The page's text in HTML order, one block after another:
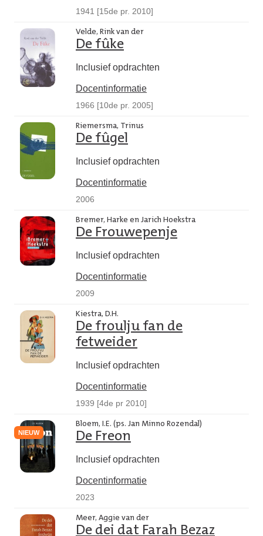
1941 [15de pr. 2010]
Velde, Rink van der
De fûke
Inclusief opdrachten
Docentinformatie
1966 [10de pr. 2005]
Riemersma, Trinus
De fûgel
Inclusief opdrachten
Docentinformatie
2006
Bremer, Harke en Jarich Hoekstra
De Frouwepenje
Inclusief opdrachten
Docentinformatie
2009
Kiestra, D.H.
De froulju fan de
fetweider
Inclusief opdrachten
Docentinformatie
1939 [4de pr 2010]
NIEUW
Bloem, I.E. (ps. Jan Minno Rozendal)
De Freon
Inclusief opdrachten
Docentinformatie
2023
Meer, Aggie van der
De dei dat Farah Bezaz